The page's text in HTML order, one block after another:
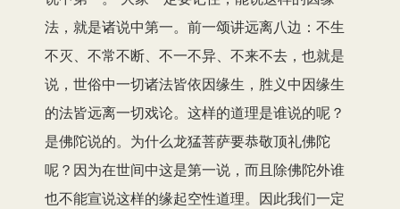
法，就是诸说中第一。前一颂讲远离八边：不生
不灭、不常不断、不一不异、不来不去，也就是
说，世俗中一切诸法皆依因缘生，胜义中因缘生
的法皆远离一切戏论。这样的道理是谁说的呢？
是佛陀说的。为什么龙猛菩萨要恭敬顶礼佛陀
呢？因为在世间中这是第一说，而且除佛陀外谁
也不能宣说这样的缘起空性道理。因此我们一定